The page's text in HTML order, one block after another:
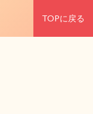
TOPに戻る